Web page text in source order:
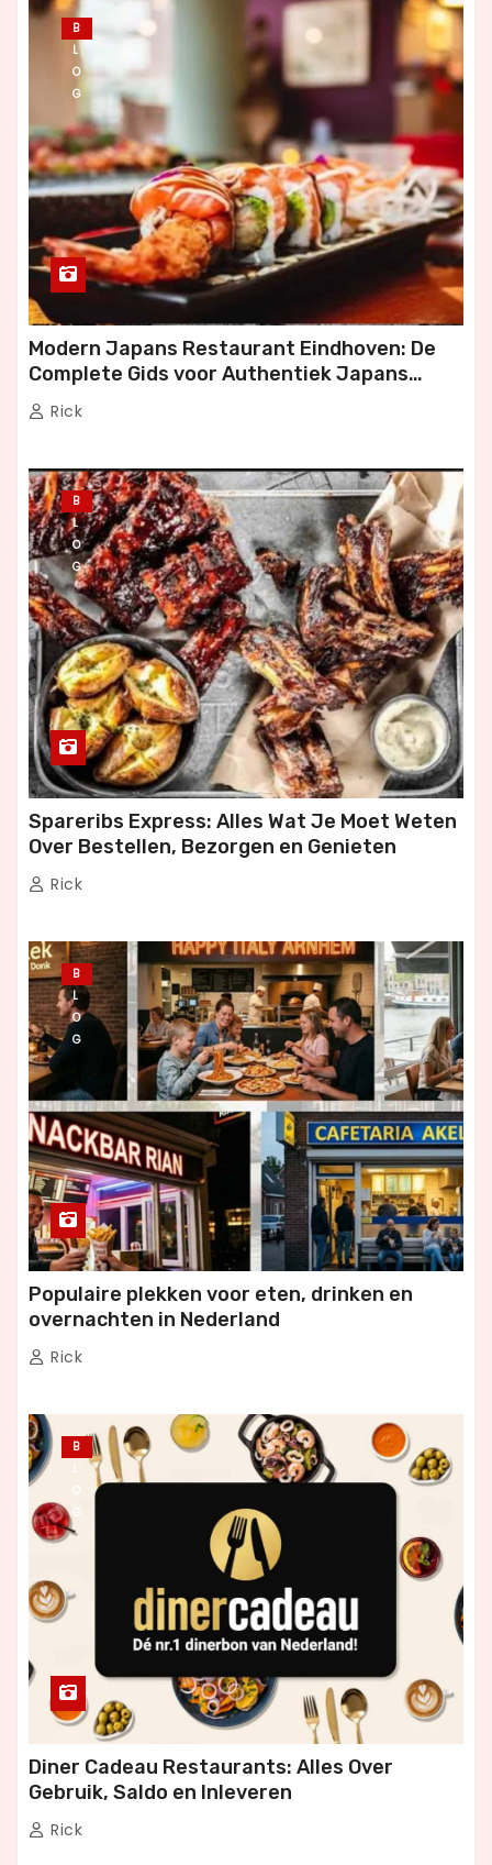
B
L
O
G
Modern Japans Restaurant Eindhoven: De
Complete Gids voor Authentiek Japans
Dineren
Rick
B
L
O
G
Spareribs Express: Alles Wat Je Moet Weten
Over Bestellen, Bezorgen en Genieten
Rick
B
L
O
G
Populaire plekken voor eten, drinken en
overnachten in Nederland
Rick
B
L
O
G
Diner Cadeau Restaurants: Alles Over
Gebruik, Saldo en Inleveren
Rick